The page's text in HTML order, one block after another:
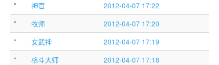
*
神官
2012-04-07 17:22
*
牧师
2012-04-07 17:20
*
女武神
2012-04-07 17:19
*
格斗大师
2012-04-07 17:18